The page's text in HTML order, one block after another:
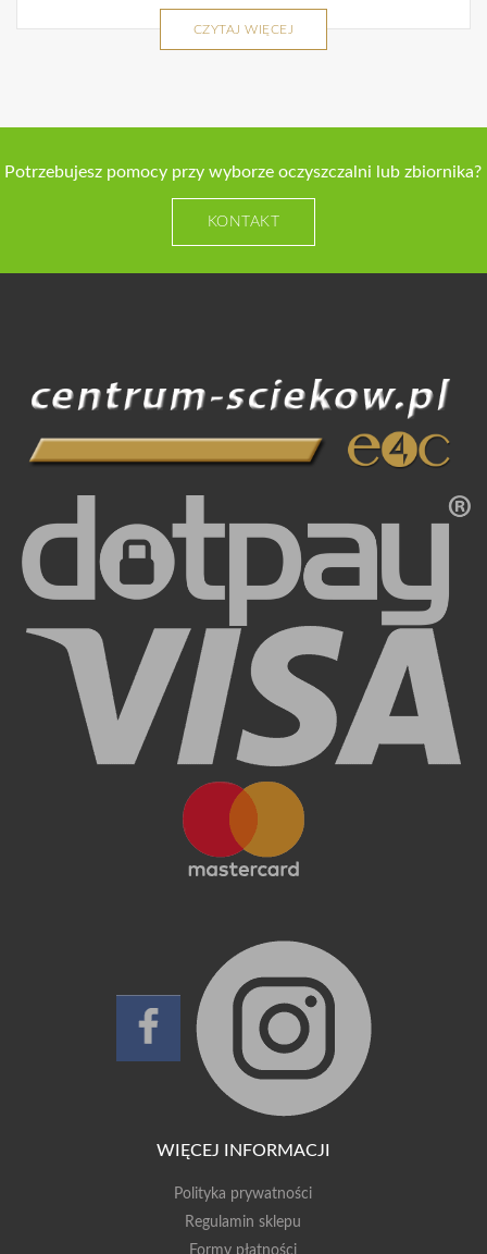
CZYTAJ WIĘCEJ
Potrzebujesz pomocy przy wyborze oczyszczalni lub zbiornika?
KONTAKT
WIĘCEJ INFORMACJI
Polityka prywatności
Regulamin sklepu
Formy płatności